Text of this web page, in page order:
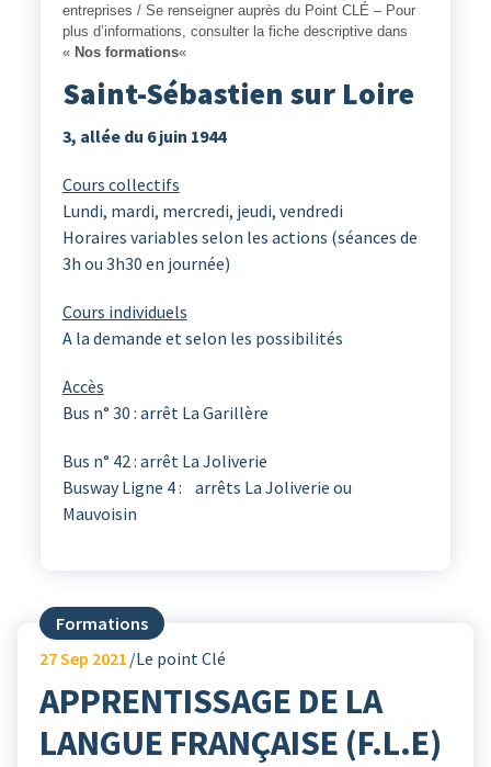
entreprises / Se renseigner auprès du Point CLÉ – Pour
plus d’informations, consulter la fiche descriptive dans
« Nos formations«
Saint-Sébastien sur Loire
3, allée du 6 juin 1944
Cours collectifs
Lundi, mardi, mercredi, jeudi, vendredi
Horaires variables selon les actions (séances de
3h ou 3h30 en journée)
Cours individuels
A la demande et selon les possibilités
Accès
Bus n° 30 : arrêt La Garillère
Bus n° 42 : arrêt La Joliverie
Busway Ligne 4 : arrêts La Joliverie ou
Mauvoisin
Formations
27Sep 2021 Le point Clé
APPRENTISSAGE DE LA
LANGUE FRANÇAISE (F.L.E)